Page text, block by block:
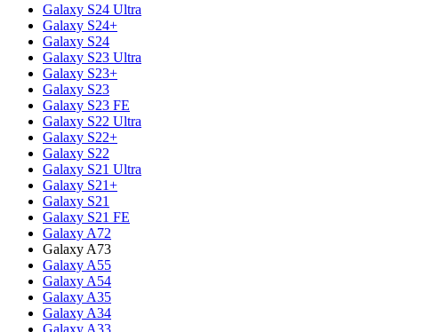
Galaxy S24 Ultra
Galaxy S24+
Galaxy S24
Galaxy S23 Ultra
Galaxy S23+
Galaxy S23
Galaxy S23 FE
Galaxy S22 Ultra
Galaxy S22+
Galaxy S22
Galaxy S21 Ultra
Galaxy S21+
Galaxy S21
Galaxy S21 FE
Galaxy A72
Galaxy A73
Galaxy A55
Galaxy A54
Galaxy A35
Galaxy A34
Galaxy A33